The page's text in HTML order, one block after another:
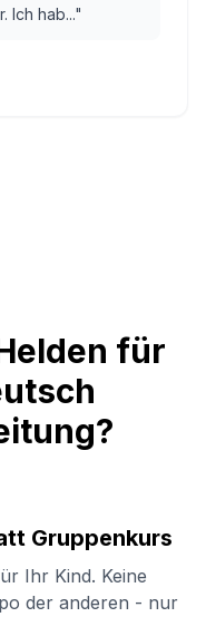
Ich hab..."
für
Gruppenkurs
Ihr Kind. Keine
der anderen - nur